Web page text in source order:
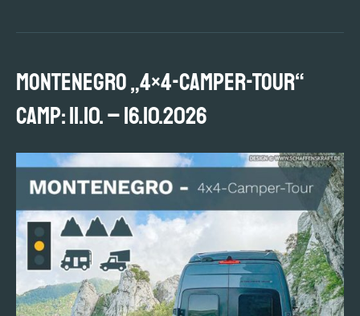
MONTENEGRO „4×4-Camper-Tour“
Camp: 11.10. – 16.10.2026